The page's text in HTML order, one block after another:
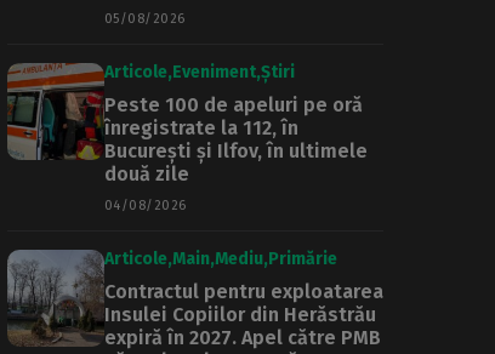
05/08/2026
Articole Eveniment Știri
Peste 100 de apeluri pe oră
înregistrate la 112, în
București și Ilfov, în ultimele
două zile
04/08/2026
Articole Main Mediu Primărie
Contractul pentru exploatarea
Insulei Copiilor din Herăstrău
expiră în 2027. Apel către PMB